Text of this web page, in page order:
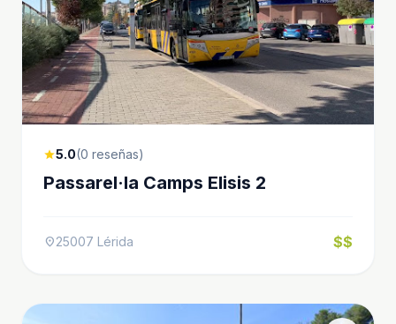
star5.0(0 reseñas)
Passarel·la Camps Elisis 2
location_on25007 Lérida $$